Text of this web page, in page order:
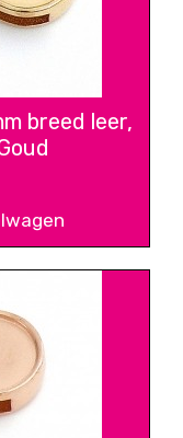
breed leer,